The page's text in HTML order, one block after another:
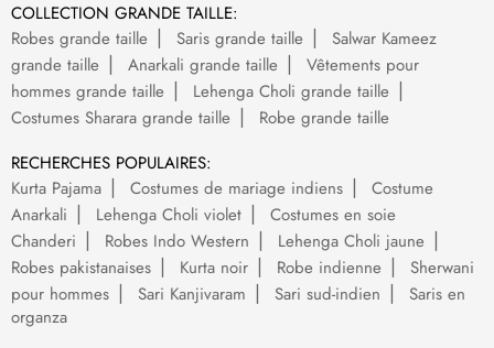
COLLECTION GRANDE TAILLE:
Robes grande taille
Saris grande taille
Salwar Kameez
grande taille
Anarkali grande taille
Vêtements pour
hommes grande taille
Lehenga Choli grande taille
Costumes Sharara grande taille
Robe grande taille
RECHERCHES POPULAIRES:
Kurta Pajama
Costumes de mariage indiens
Costume
Anarkali
Lehenga Choli violet
Costumes en soie
Chanderi
Robes Indo Western
Lehenga Choli jaune
Robes pakistanaises
Kurta noir Robe indienne
Sherwani
pour hommes
Sari Kanjivaram Sari sud-indien
Saris en
organza